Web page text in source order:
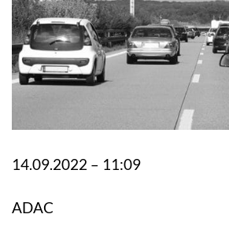
14.09.2022 – 11:09
ADAC